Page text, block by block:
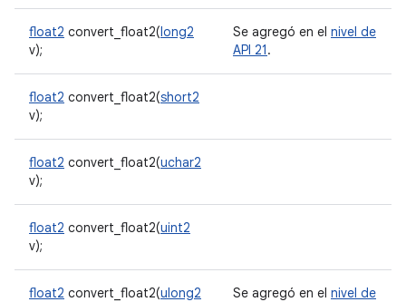
float2 convert_float2(long2
v);
Se agregó en el nivel de
API 21.
float2 convert_float2(short2
v);
float2 convert_float2(uchar2
v);
float2 convert_float2(uint2
v);
float2 convert_float2(ulong2
Se agregó en el nivel de